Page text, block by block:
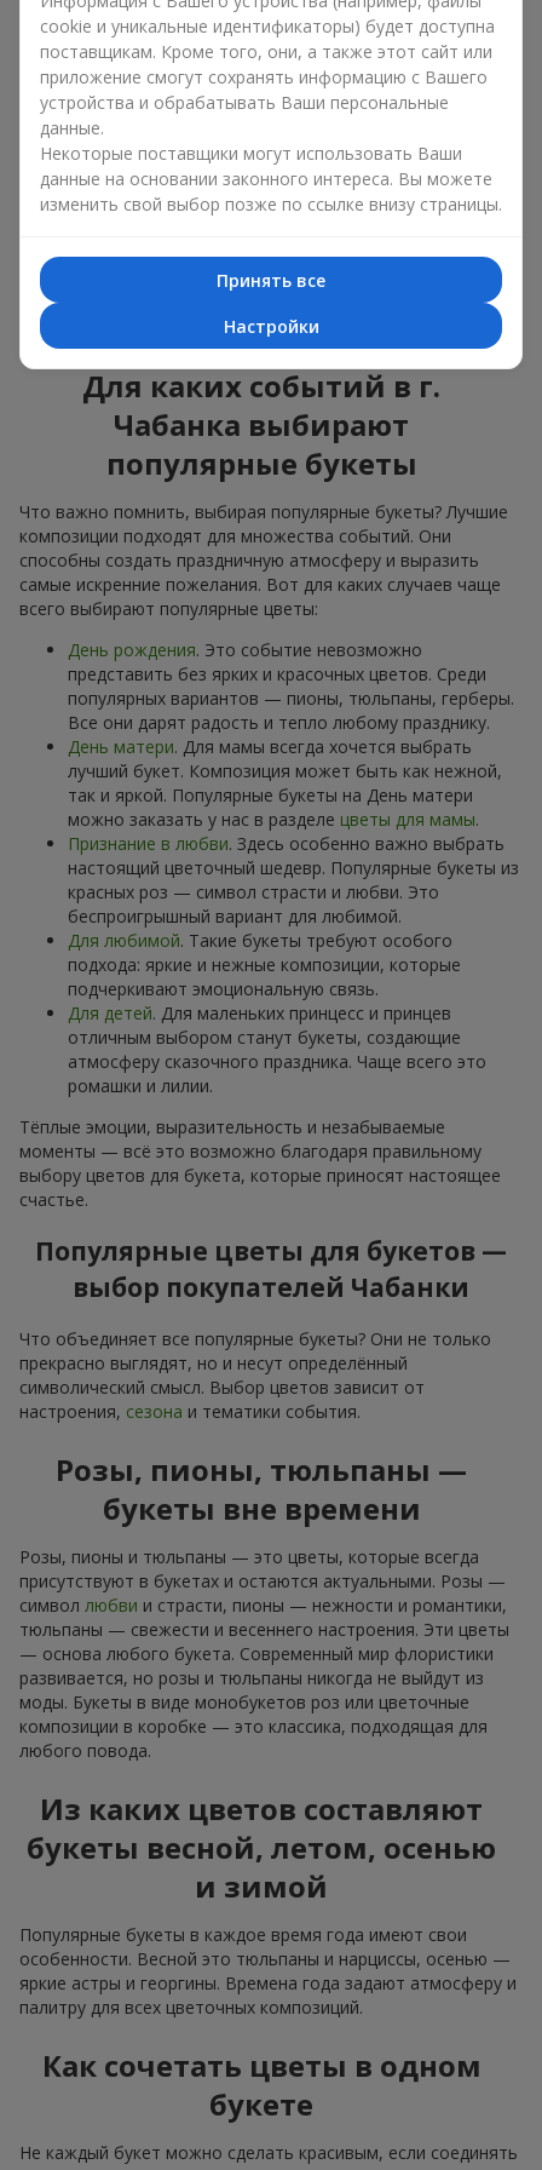
подходят для любого возраста и пола, а их состав
можно адаптировать под любое мероприятие.
Массовые цветочные предпочтения. Пионы,
тюльпаны, ромашки — это популярные букеты,
которые остаются привлекательными для
покупателей. Они не только прекрасно выглядят, но и
отражают атмосферу свежести и природной красоты.
Популярные цветы для букетов часто меняются в
композиции всегда остаются в списке самых
востребованных. Если вы хотите быть уверенными в своём
выборе, смело обращайтесь к этим проверенным временем
цветам.
Для каких событий в г.
Чабанка выбирают
популярные букеты
Что важно помнить, выбирая популярные букеты? Лучшие
композиции подходят для множества событий. Они
способны создать праздничную атмосферу и выразить
самые искренние пожелания. Вот для каких случаев чаще
всего выбирают популярные цветы:
День рождения. Это событие невозможно
представить без ярких и красочных цветов. Среди
популярных вариантов — пионы, тюльпаны, герберы.
Все они дарят радость и тепло любому празднику.
День матери. Для мамы всегда хочется выбрать
лучший букет. Композиция может быть как нежной,
так и яркой. Популярные букеты на День матери
можно заказать у нас в разделе цветы для мамы.
Признание в любви. Здесь особенно важно выбрать
настоящий цветочный шедевр. Популярные букеты из
красных роз — символ страсти и любви. Это
беспроигрышный вариант для любимой.
Для любимой. Такие букеты требуют особого
подхода: яркие и нежные композиции, которые
подчеркивают эмоциональную связь.
Для детей. Для маленьких принцесс и принцев
отличным выбором станут букеты, создающие
атмосферу сказочного праздника. Чаще всего это
ромашки и лилии.
Тёплые эмоции, выразительность и незабываемые
моменты — всё это возможно благодаря правильному
выбору цветов для букета, которые приносят настоящее
счастье.
Популярные цветы для букетов —
выбор покупателей Чабанки
Что объединяет все популярные букеты? Они не только
прекрасно выглядят, но и несут определённый
символический смысл. Выбор цветов зависит от
настроения, сезона и тематики события.
Розы, пионы, тюльпаны —
букеты вне времени
Розы, пионы и тюльпаны — это цветы, которые всегда
присутствуют в букетах и остаются актуальными. Розы —
символ любви и страсти, пионы — нежности и романтики,
тюльпаны — свежести и весеннего настроения. Эти цветы
— основа любого букета. Современный мир флористики
развивается, но розы и тюльпаны никогда не выйдут из
моды. Букеты в виде монобукетов роз или цветочные
композиции в коробке — это классика, подходящая для
любого повода.
Из каких цветов составляют
букеты весной, летом, осенью
и зимой
Популярные букеты в каждое время года имеют свои
особенности. Весной это тюльпаны и нарциссы, осенью —
яркие астры и георгины. Времена года задают атмосферу и
палитру для всех цветочных композиций.
Как сочетать цветы в одном
букете
Не каждый букет можно сделать красивым, если соединять
cookie и уникальные идентификаторы) будет доступна
поставщикам. Кроме того, они, а также этот сайт или
приложение смогут сохранять информацию с Вашего
устройства и обрабатывать Ваши персональные
данные.
Некоторые поставщики могут использовать Ваши
данные на основании законного интереса. Вы можете
изменить свой выбор позже по ссылке внизу страницы.
Принять все
Настройки